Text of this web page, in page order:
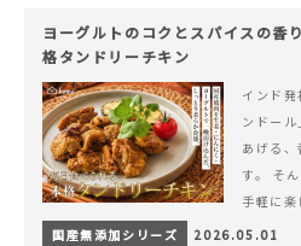
ヨーグルトのコクとスパイスの香
格タンドリーチキン
インド
ンドー
あげる
す。 そ
手軽に
んで仕上
国産無添加シリーズ 2026.05.01